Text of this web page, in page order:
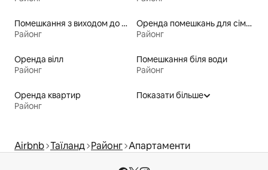
Помешкання з виходом до озера
Районг
Оренда помешкань для сімей
Районг
Оренда вілл
Районг
Помешкання біля води
Районг
Оренда квартир
Районг
Показати більше
Airbnb Таїланд Районг Апартаменти